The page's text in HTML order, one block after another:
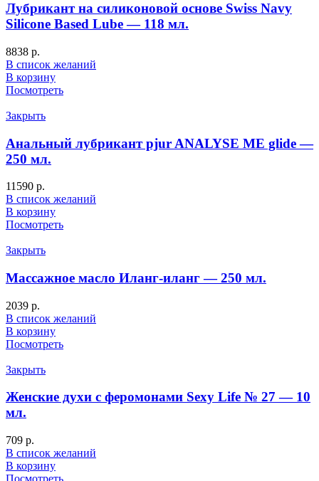
Лубрикант на силиконовой основе Swiss Navy
Silicone Based Lube — 118 мл.
8838 р.
В список желаний
В корзину
Посмотреть
Закрыть
Анальный лубрикант pjur ANALYSE ME glide —
250 мл.
11590 р.
В список желаний
В корзину
Посмотреть
Закрыть
Массажное масло Иланг-иланг — 250 мл.
2039 р.
В список желаний
В корзину
Посмотреть
Закрыть
Женские духи с феромонами Sexy Life № 27 — 10
мл.
709 р.
В список желаний
В корзину